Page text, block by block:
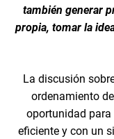
también generar
propia, tomar la
La discusión
ordenamiento
oportunidad para
eficiente y con un